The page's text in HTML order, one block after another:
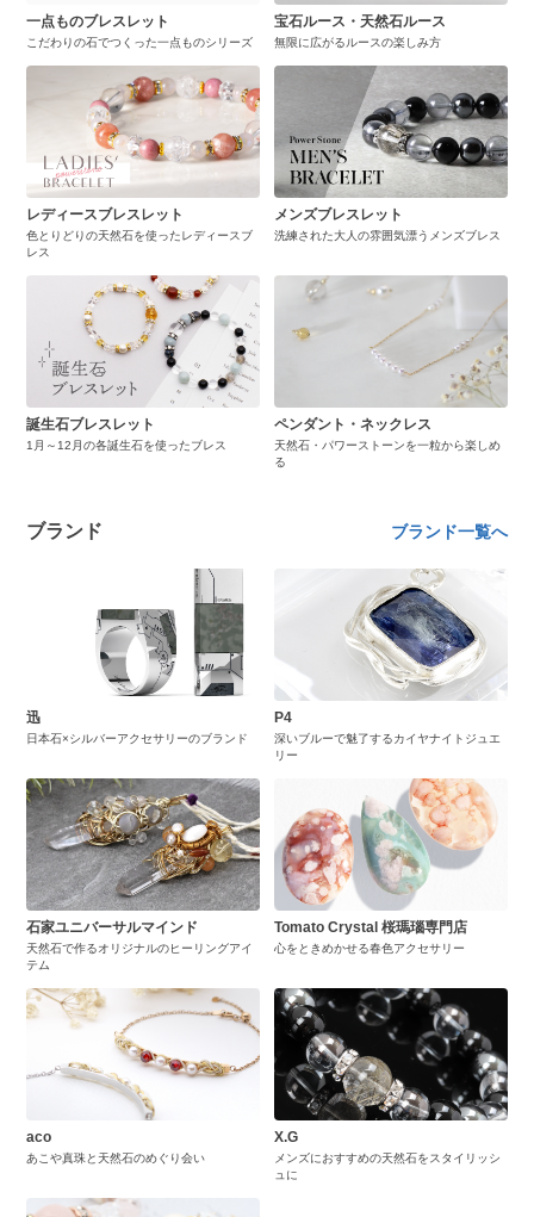
一点ものブレスレット
こだわりの石でつくった一点ものシリーズ
宝石ルース・天然石ルース
無限に広がるルースの楽しみ方
レディースブレスレット
色とりどりの天然石を使ったレディースブ
レス
メンズブレスレット
洗練された大人の雰囲気漂うメンズブレス
誕生石ブレスレット
1月～12月の各誕生石を使ったブレス
ペンダント・ネックレス
天然石・パワーストーンを一粒から楽しめ
る
ブランド ブランド一覧へ
迅
日本石×シルバーアクセサリーのブランド
P4
深いブルーで魅了するカイヤナイトジュエ
リー
石家ユニバーサルマインド
天然石で作るオリジナルのヒーリングアイ
テム
Tomato Crystal 桜瑪瑙専門店
心をときめかせる春色アクセサリー
aco
あこや真珠と天然石のめぐり会い
X.G
メンズにおすすめの天然石をスタイリッシ
ュに